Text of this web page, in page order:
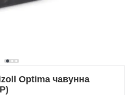
Optima чавунна